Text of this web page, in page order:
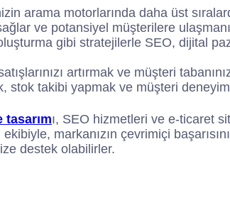
arama motorlarında daha üst
ve potansiyel müşterilere
gibi stratejilerle SEO, dijital
artırmak ve müşteri
stok takibi yapmak ve müşteri
tasarımı, SEO hizmetleri ve e-ticaret
markanızın çevrimiçi
destek olabilirler.